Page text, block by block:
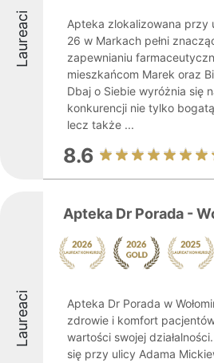
Laureaci
Apteka zlokalizowana przy
26 w Markach pełni
zapewnianiu
mieszkańcom Marek oraz
Dbaj o Siebie wyróżnia się
konkurencji nie tylko
lecz także ...
8.6
Laureaci
Apteka Dr Porada -
Apteka Dr Porada w
zdrowie i komfort
wartości swojej
się przy ulicy Adama